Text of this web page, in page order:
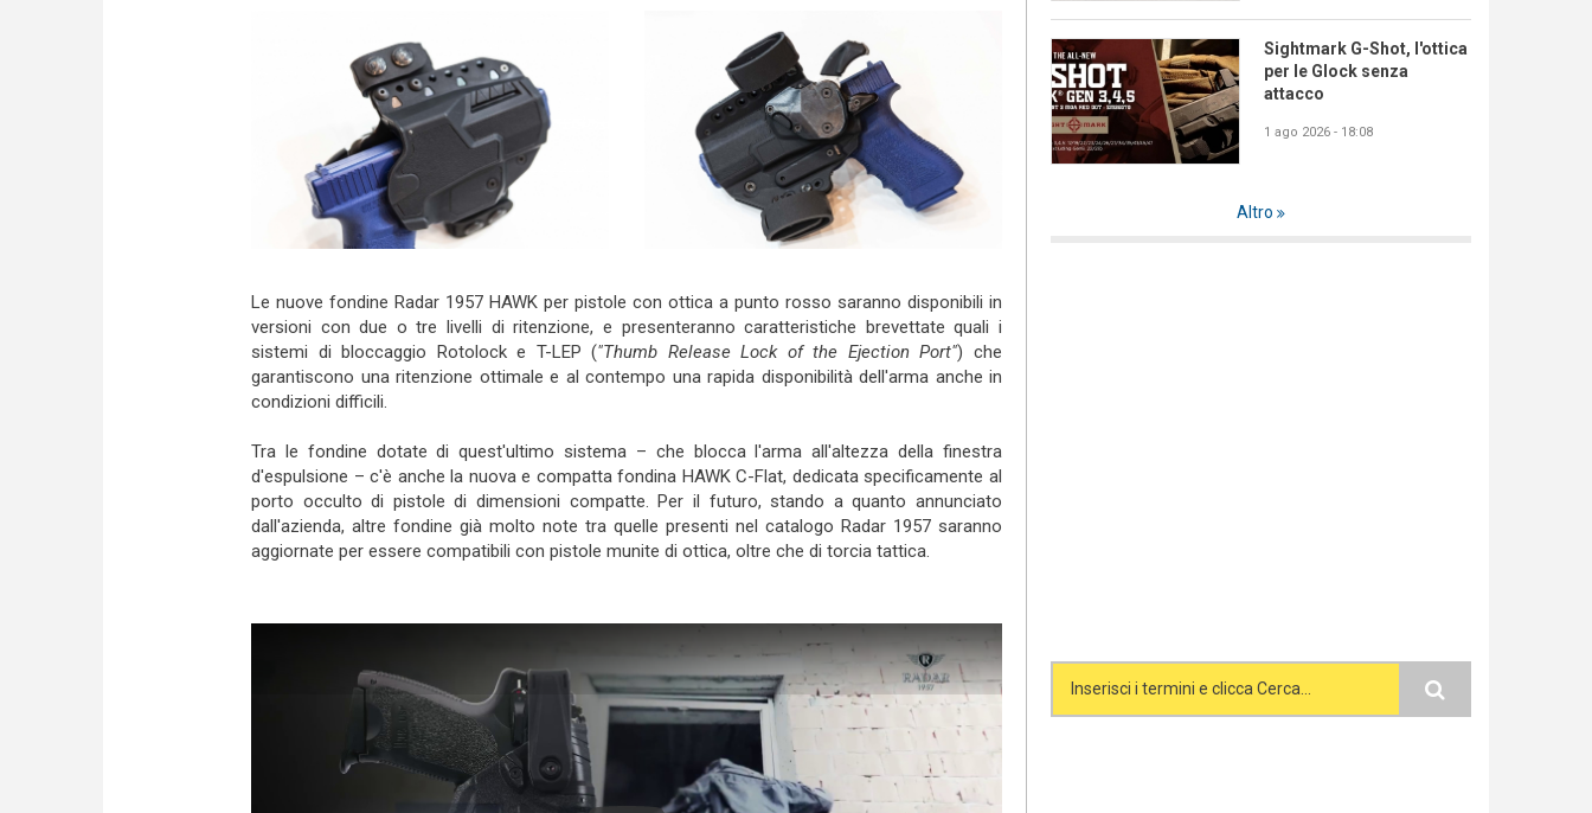
Le nuove fondine Radar 1957 HAWK per pistole con ottica a punto rosso saranno disponibili in
versioni con due o tre livelli di ritenzione, e presenteranno caratteristiche brevettate quali i
sistemi di bloccaggio Rotolock e T-LEP ("Thumb Release Lock of the Ejection Port") che
garantiscono una ritenzione ottimale e al contempo una rapida disponibilità dell'arma anche in
condizioni difficili.
Tra le fondine dotate di quest'ultimo sistema – che blocca l'arma all'altezza della finestra
d'espulsione – c'è anche la nuova e compatta fondina HAWK C-Flat, dedicata specificamente al
porto occulto di pistole di dimensioni compatte. Per il futuro, stando a quanto annunciato
dall'azienda, altre fondine già molto note tra quelle presenti nel catalogo Radar 1957 saranno
aggiornate per essere compatibili con pistole munite di ottica, oltre che di torcia tattica.
Sightmark G-Shot, l'ottica
per le Glock senza
attacco
1 ago 2026 - 18:08
Altro
Search form